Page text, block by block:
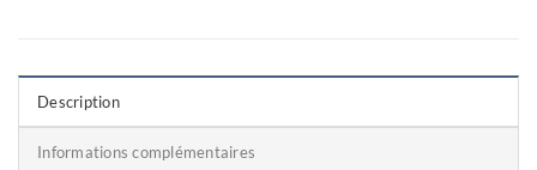
Description
Informations complémentaires